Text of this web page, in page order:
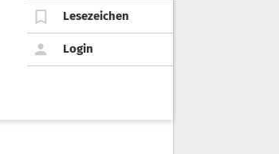
Lesezeichen
Login